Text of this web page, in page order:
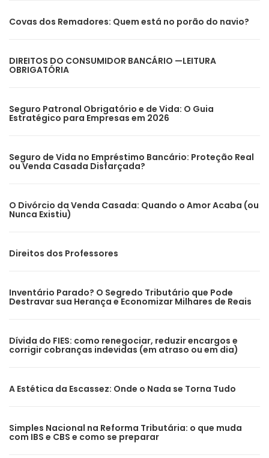
Covas dos Remadores: Quem está no porão do navio?
DIREITOS DO CONSUMIDOR BANCÁRIO —LEITURA
OBRIGATÓRIA
Seguro Patronal Obrigatório e de Vida: O Guia
Estratégico para Empresas em 2026
Seguro de Vida no Empréstimo Bancário: Proteção Real
ou Venda Casada Disfarçada?
O Divórcio da Venda Casada: Quando o Amor Acaba (ou
Nunca Existiu)
Direitos dos Professores
Inventário Parado? O Segredo Tributário que Pode
Destravar sua Herança e Economizar Milhares de Reais
Dívida do FIES: como renegociar, reduzir encargos e
corrigir cobranças indevidas (em atraso ou em dia)
A Estética da Escassez: Onde o Nada se Torna Tudo
Simples Nacional na Reforma Tributária: o que muda
com IBS e CBS e como se preparar